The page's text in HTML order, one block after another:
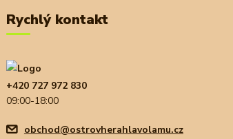
Rychlý kontakt
+420 727 972 830
09:00-18:00
obchod@ostrovherahlavolamu.cz